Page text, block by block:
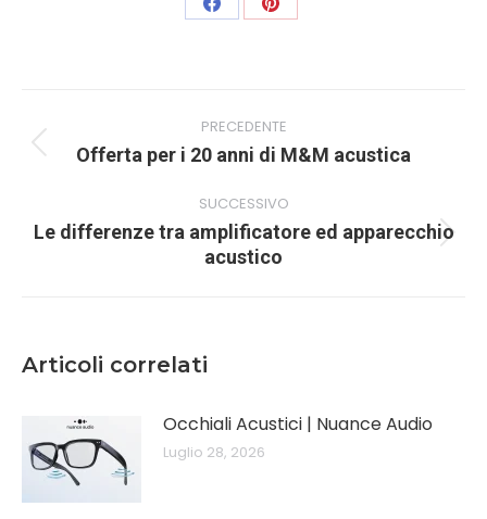
CondividiCondividi
tra
PRECEDENTE
Post
Offerta per i 20 anni di M&M acustica
SUCCESSIVO
Prossimo
post:
Le differenze tra amplificatore ed apparecchio
acustico
Articoli correlati
Occhiali Acustici | Nuance Audio
Luglio 28, 2026